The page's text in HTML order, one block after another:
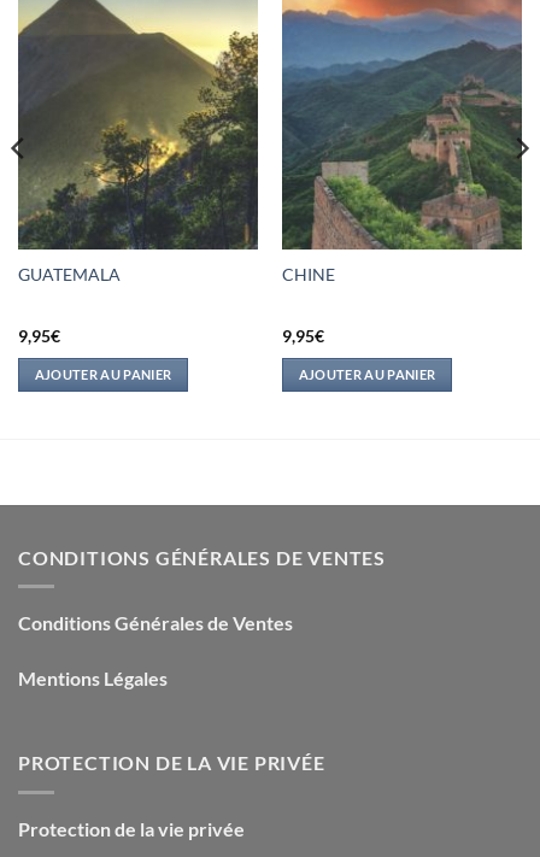
GUATEMALA
9,95€
AJOUTER AU PANIER
CHINE
9,95€
AJOUTER AU PANIER
CONDITIONS GÉNÉRALES DE VENTES
Conditions Générales de Ventes
Mentions Légales
PROTECTION DE LA VIE PRIVÉE
Protection de la vie privée